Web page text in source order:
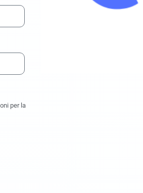
per la